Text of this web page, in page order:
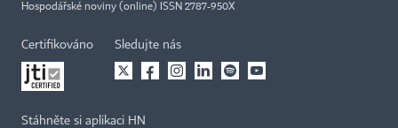
Hospodářské noviny (online) ISSN 2787-950X
Certifikováno Sledujte nás
Stáhněte si aplikaci HN